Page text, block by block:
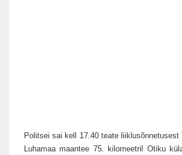
Politsei sai kell 17.40 teate liiklusõnnetusest
Luhamaa maantee 75. kilomeetril Otiku